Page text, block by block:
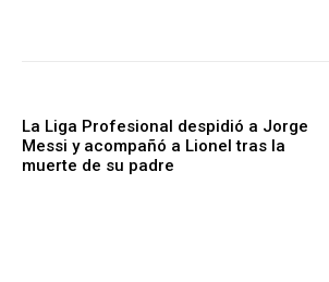
La Liga Profesional despidió a Jorge
Messi y acompañó a Lionel tras la
muerte de su padre